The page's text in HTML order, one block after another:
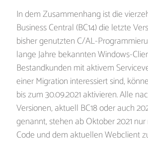
In dem Zusammenhang ist die
Business Central (BC14) die letzte
bisher genutzten C/AL-
lange Jahre bekannten Windows-
Bestandkunden mit aktivem
einer Migration interessiert sind,
bis zum 30.09.2021 aktivieren. Alle
Versionen, aktuell BC18 oder auch
genannt, stehen ab Oktober 2021
Code und dem aktuellen Webclient